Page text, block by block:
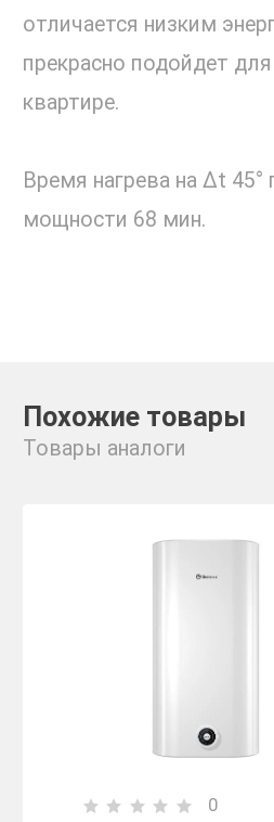
отличается низким
прекрасно подойдет
квартире.
Время нагрева на ∆t 45°
мощности 68 мин.
Похожие товары
Товары аналоги
0